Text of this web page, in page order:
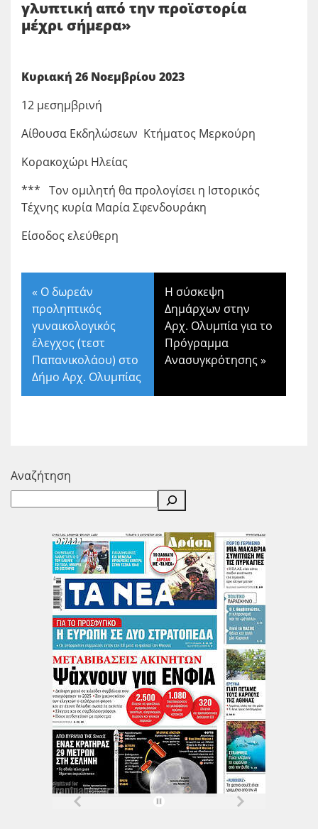
γλυπτική από την προϊστορία
μέχρι σήμερα»
Κυριακή 26 Νοεμβρίου 2023
12 μεσημβρινή
Αίθουσα Εκδηλώσεων Κτήματος Μερκούρη
Κορακοχώρι Ηλείας
*** Τον ομιλητή θα προλογίσει η Ιστορικός
Τέχνης κυρία Μαρία Σφενδουράκη
Είσοδος ελεύθερη
« Ο δωρεάν
προληπτικός
γυναικολογικός
έλεγχος (τεστ
Παπανικολάου) στο
Δήμο Αρχ. Ολυμπίας
Η σύσκεψη
Δημάρχων στην
Αρχ. Ολυμπία για το
Πρόγραμμα
Ανασυγκρότησης»
Αναζήτηση